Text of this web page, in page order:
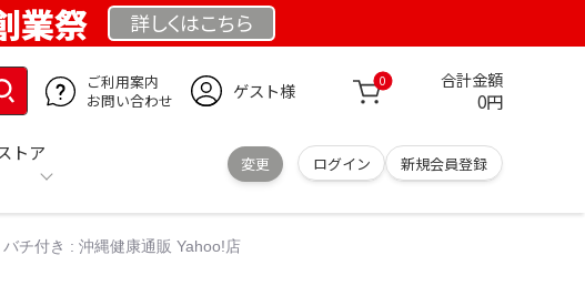
業祭 詳しくはこちら
ご利用案内
お問い合わせ
ゲスト様 0 合計金額
0円
トア
変更 ログイン 新規会員登録
チ付き : 沖縄健康通販 Yahoo!店